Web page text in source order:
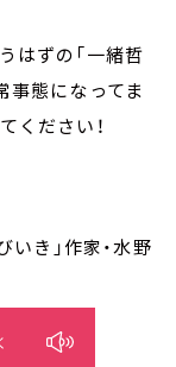
はずの「一緒哲
事態になってま
ください！
いき」作家・水野